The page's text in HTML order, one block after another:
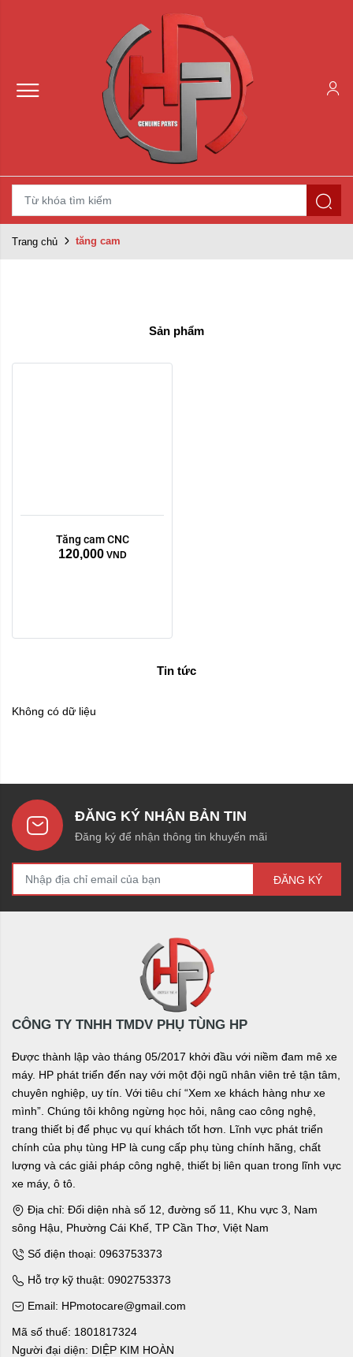
Trang chủ tăng cam
Sản phẩm
CBR 150
Raider Satria Fi
Tăng cam CNC
120,000 VND
Tin tức
Không có dữ liệu
ĐĂNG KÝ NHẬN BẢN TIN
Đăng ký để nhận thông tin khuyến mãi
ĐĂNG KÝ
CÔNG TY TNHH TMDV PHỤ TÙNG HP
Được thành lập vào tháng 05/2017 khởi đầu với niềm đam mê xe
máy. HP phát triển đến nay với một đội ngũ nhân viên trẻ tận tâm,
chuyên nghiệp, uy tín. Với tiêu chí “Xem xe khách hàng như xe
mình”. Chúng tôi không ngừng học hỏi, nâng cao công nghệ,
trang thiết bị để phục vụ quí khách tốt hơn. Lĩnh vực phát triển
chính của phụ tùng HP là cung cấp phụ tùng chính hãng, chất
lượng và các giải pháp công nghệ, thiết bị liên quan trong lĩnh vực
xe máy, ô tô.
Địa chỉ: Đối diện nhà số 12, đường số 11, Khu vực 3, Nam
sông Hậu, Phường Cái Khế, TP Cần Thơ, Việt Nam
Số điện thoại: 0963753373
Hỗ trợ kỹ thuật: 0902753373
Email: HPmotocare@gmail.com
Mã số thuế: 1801817324
Người đại diện: DIỆP KIM HOÀN